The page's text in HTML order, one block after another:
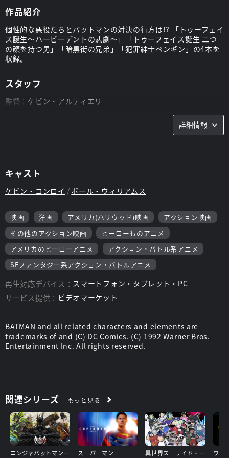
作品紹介
個性的な悪役たちとバットマンの対決の行方は!? 「トゥーフェイ
ス誕生～ハービーデントの悲劇～」「トゥーフェイス誕生 二つ
の顔を持つ男」「暗黒街の兄弟」「犯罪紳士ペンギン」の4本を
収録。
スタッフ
監督： ケビン・アルティエリ
詳細情報
キャスト
ケビン・コンロイ ポール・ウィリアムス
映画 洋画 アメリカ(ハリウッド)映画
アクション映画
その他のアクション映画
ヒーローものアニメ
アメリカのヒーローアニメ
アクション・バトル系アニメ
SFファンタジー系アクション・バトルアニメ
再生対応デバイス： スマートフォン・タブレット・PC
サービス提供： ビデオマーケット
BATMAN and all related characters and elements are
trademarks of and (C) DC Comics. (C) 1992 Warner Bros.
Entertainment Inc. All rights reserved.
関連シリーズ もっと見る
ニンジャバットマン対ヤクザリーグ スーパーマン 異世界スーサイド・スクワッド